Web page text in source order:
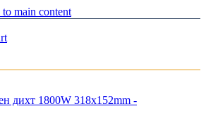
to main content